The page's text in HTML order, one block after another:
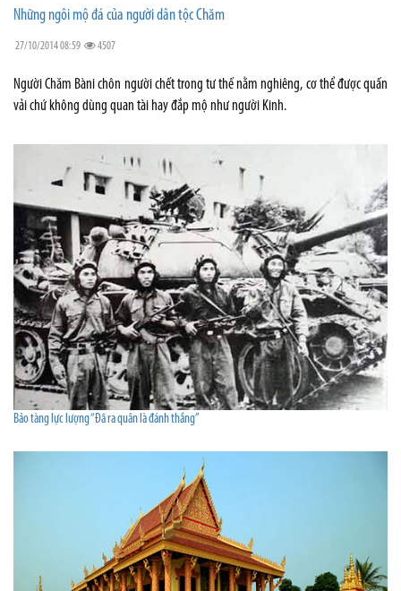
Những ngôi mộ đá của người dân tộc Chăm
27/10/2014 08:59 4507
Người Chăm Bàni chôn người chết trong tư thế nằm nghiêng, cơ thể được quấn
vải chứ không dùng quan tài hay đắp mộ như người Kinh.
Bảo tàng lực lượng “Đã ra quân là đánh thắng”